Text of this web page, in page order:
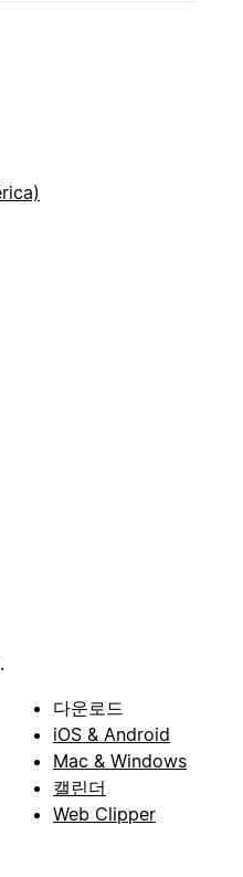
다운로드
iOS & Android
Mac & Windows
캘린더
Web Clipper